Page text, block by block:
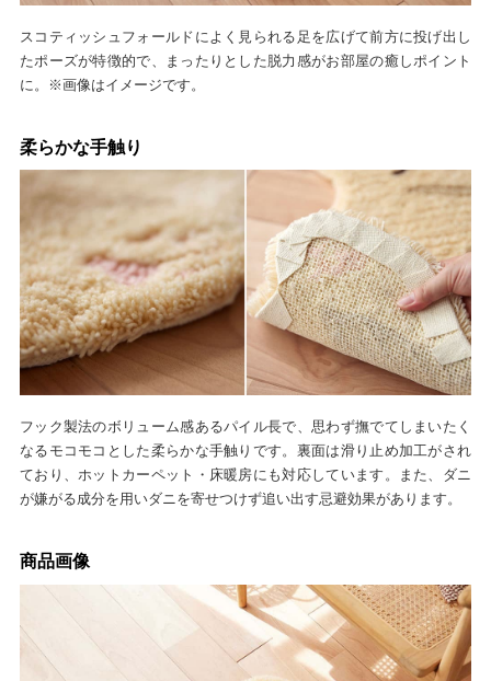
スコティッシュフォールドによく見られる足を広げて前方に投げ出し
たポーズが特徴的で、まったりとした脱力感がお部屋の癒しポイント
に。※画像はイメージです。
柔らかな手触り
フック製法のボリューム感あるパイル長で、思わず撫でてしまいたく
なるモコモコとした柔らかな手触りです。裏面は滑り止め加工がされ
ており、ホットカーペット・床暖房にも対応しています。また、ダニ
が嫌がる成分を用いダニを寄せつけず追い出す忌避効果があります。
商品画像